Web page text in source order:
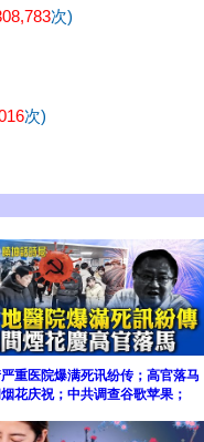
次)
次)
重医院爆满死讯纷传；高官落马
花庆祝；中共调查谷歌苹果；